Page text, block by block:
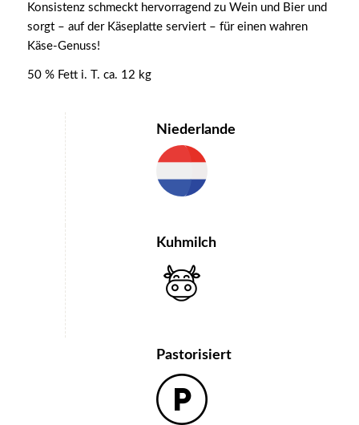
Konsistenz schmeckt hervorragend zu Wein und Bier und
sorgt – auf der Käseplatte serviert – für einen wahren
Käse-Genuss!
50 % Fett i. T. ca. 12 kg
Niederlande
Kuhmilch
Pastorisiert